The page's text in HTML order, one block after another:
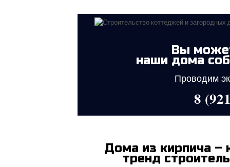
Вы
наши дома
Проводим
8
Дома из кирпича –
тренд